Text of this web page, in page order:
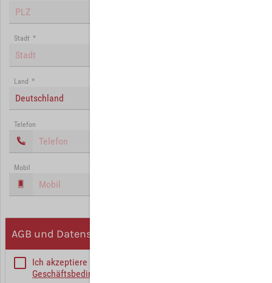
Stadt *
Land *
Deutschland
Telefon
Mobil
AGB und Datenschutz
Ich akzeptiere die
Geschäftsbedingungen